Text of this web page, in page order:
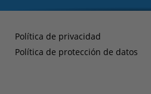
Política de privacidad
Política de protección de datos